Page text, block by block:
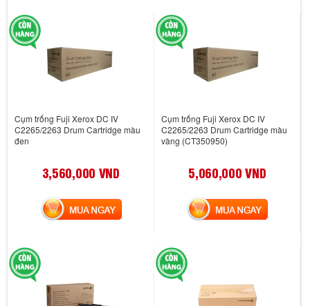
Cụm trống Fuji Xerox DC IV
C2265/2263 Drum Cartridge màu
đen
3,560,000 VND
MUA NGAY
Cụm trống Fuji Xerox DC IV
C2265/2263 Drum Cartridge màu
vàng (CT350950)
5,060,000 VND
MUA NGAY